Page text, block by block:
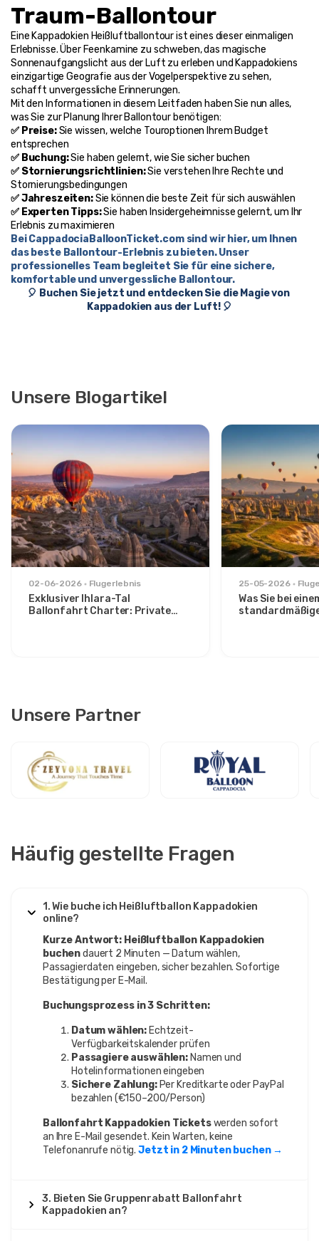
Traum-Ballontour
Eine Kappadokien Heißluftballontour ist eines dieser einmaligen
Erlebnisse. Über Feenkamine zu schweben, das magische
Sonnenaufgangslicht aus der Luft zu erleben und Kappadokiens
einzigartige Geografie aus der Vogelperspektive zu sehen,
schafft unvergessliche Erinnerungen.
Mit den Informationen in diesem Leitfaden haben Sie nun alles,
was Sie zur Planung Ihrer Ballontour benötigen:
✅ Preise: Sie wissen, welche Touroptionen Ihrem Budget
entsprechen
✅ Buchung: Sie haben gelernt, wie Sie sicher buchen
✅ Stornierungsrichtlinien: Sie verstehen Ihre Rechte und
Stornierungsbedingungen
✅ Jahreszeiten: Sie können die beste Zeit für sich auswählen
✅ Experten Tipps: Sie haben Insidergeheimnisse gelernt, um Ihr
Erlebnis zu maximieren
Bei CappadociaBalloonTicket.com sind wir hier, um Ihnen
das beste Ballontour-Erlebnis zu bieten. Unser
professionelles Team begleitet Sie für eine sichere,
komfortable und unvergessliche Ballontour.
🎈 Buchen Sie jetzt und entdecken Sie die Magie von
Kappadokien aus der Luft! 🎈
Unsere Blogartikel
02-06-2026 Flugerlebnis
Exklusiver Ihlara-Tal
Ballonfahrt Charter: Private
25-05-2026
Was Sie bei
Unsere Partner
Häufig gestellte Fragen
1. Wie buche ich Heißluftballon Kappadokien
online?
Kurze Antwort: Heißluftballon Kappadokien
buchendauert 2 Minuten — Datum wählen,
Passagierdaten eingeben, sicher bezahlen. Sofortige
Bestätigung per E-Mail.
Buchungsprozess in 3 Schritten:
Datum wählen: Echtzeit-
Verfügbarkeitskalender prüfen
Passagiere auswählen: Namen und
Hotelinformationen eingeben
Sichere Zahlung:Per Kreditkarte oder PayPal
bezahlen (€150–200/Person)
Ballonfahrt Kappadokien Ticketswerden sofort
an Ihre E-Mail gesendet. Kein Warten, keine
Telefonanrufe nötig.Jetzt in 2 Minuten buchen →
3. Bieten Sie Gruppenrabatt Ballonfahrt
Kappadokien an?